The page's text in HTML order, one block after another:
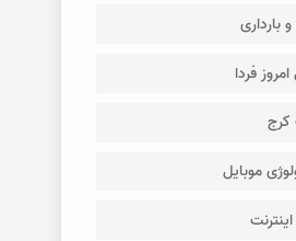
فردا
موبایل